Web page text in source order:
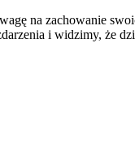
na zachowanie
i widzimy, że